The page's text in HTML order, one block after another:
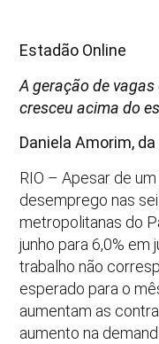
Estadão Online
A geração de
cresceu acima do
Daniela Amorim,
RIO – Apesar de
desemprego nas
metropolitanas do
junho para 6,0% em
trabalho não
esperado para o
aumentam as
aumento na